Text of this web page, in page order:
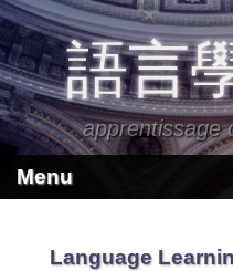
語言
apprentissage
Menu
Language